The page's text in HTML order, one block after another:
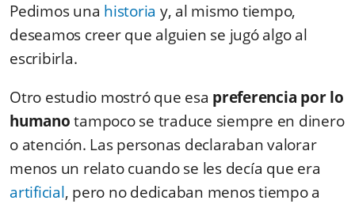
Pedimos una historia y, al mismo tiempo,
deseamos creer que alguien se jugó algo al
escribirla.
Otro estudio mostró que esa preferencia por lo
humanotampoco se traduce siempre en dinero
o atención. Las personas declaraban valorar
menos un relato cuando se les decía que era
artificial, pero no dedicaban menos tiempo a